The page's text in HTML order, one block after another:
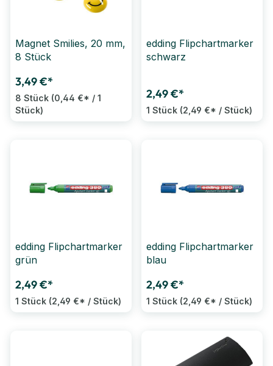
Magnet Smilies, 20 mm,
8 Stück
3,49 €*
8 Stück (0,44 €* / 1
Stück)
edding Flipchartmarker
schwarz
2,49 €*
1 Stück (2,49 €* / Stück)
edding Flipchartmarker
grün
2,49 €*
1 Stück (2,49 €* / Stück)
edding Flipchartmarker
blau
2,49 €*
1 Stück (2,49 €* / Stück)